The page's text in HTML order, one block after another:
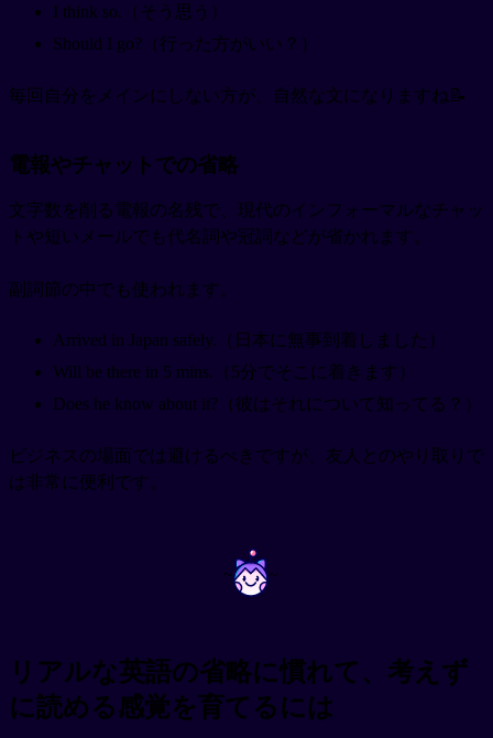
I think so.（そう思う）
Should I go?（行った方がいい？）
毎回自分をメインにしない方が、自然な文になりますね📝
電報やチャットでの省略
文字数を削る電報の名残で、現代のインフォーマルなチャッ
トや短いメールでも代名詞や冠詞などが省かれます。
副詞節の中でも使われます。
Arrived in Japan safely.（日本に無事到着しました）
Will be there in 5 mins.（5分でそこに着きます）
Does he know about it?（彼はそれについて知ってる？）
ビジネスの場面では避けるべきですが、友人とのやり取りで
は非常に便利です。
~ ~
リアルな英語の省略に慣れて、考えず
に読める感覚を育てるには